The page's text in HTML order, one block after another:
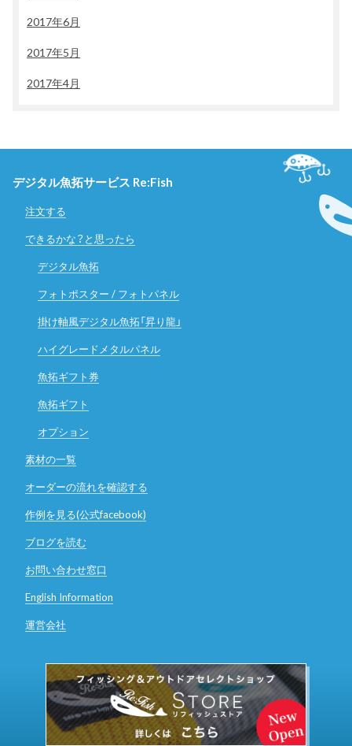
2017年6月
2017年5月
2017年4月
デジタル魚拓サービス Re:Fish
注文する
できるかな？と思ったら
デジタル魚拓
フォトポスター / フォトパネル
掛け軸風デジタル魚拓「昇り龍」
ハイグレードメタルパネル
魚拓ギフト券
魚拓ギフト
オプション
素材の一覧
オーダーの流れを確認する
作例を見る(公式facebook)
ブログを読む
お問い合わせ窓口
English Information
運営会社